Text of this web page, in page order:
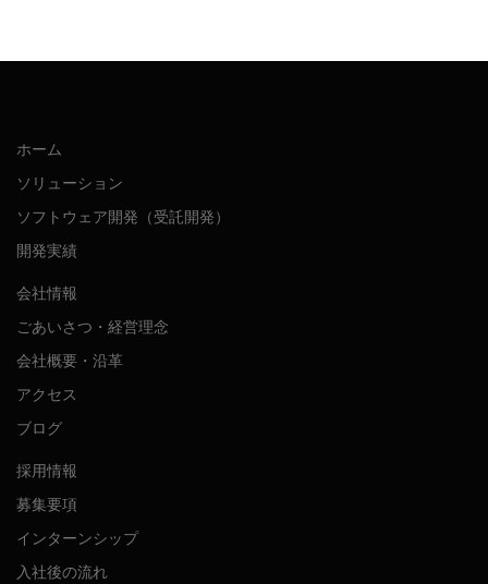
ン
ホーム
ソリューション
ソフトウェア開発（受託開発）
開発実績
会社情報
ごあいさつ・経営理念
会社概要・沿革
アクセス
ブログ
採用情報
募集要項
インターンシップ
入社後の流れ